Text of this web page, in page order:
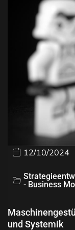
12/10/2024
- Business
und Systemik